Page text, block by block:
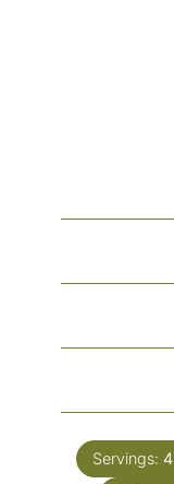
Servings: 4